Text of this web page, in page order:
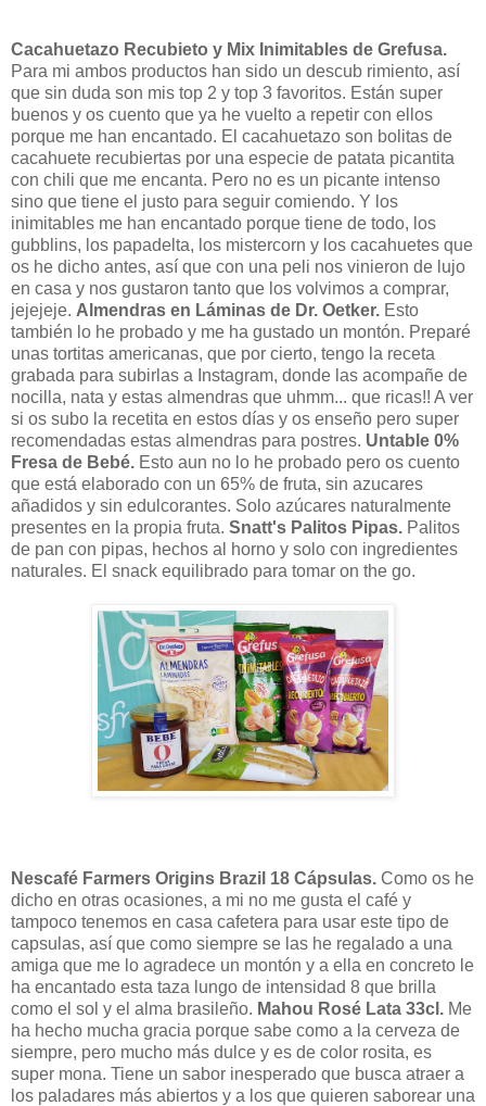
Cacahuetazo Recubieto y Mix Inimitables de Grefusa.
Para mi ambos productos han sido un descub rimiento, así
que sin duda son mis top 2 y top 3 favoritos. Están super
buenos y os cuento que ya he vuelto a repetir con ellos
porque me han encantado. El cacahuetazo son bolitas de
cacahuete recubiertas por una especie de patata picantita
con chili que me encanta. Pero no es un picante intenso
sino que tiene el justo para seguir comiendo. Y los
inimitables me han encantado porque tiene de todo, los
gubblins, los papadelta, los mistercorn y los cacahuetes que
os he dicho antes, así que con una peli nos vinieron de lujo
en casa y nos gustaron tanto que los volvimos a comprar,
jejejeje. Almendras en Láminas de Dr. Oetker. Esto
también lo he probado y me ha gustado un montón. Preparé
unas tortitas americanas, que por cierto, tengo la receta
grabada para subirlas a Instagram, donde las acompañe de
nocilla, nata y estas almendras que uhmm... que ricas!! A ver
si os subo la recetita en estos días y os enseño pero super
recomendadas estas almendras para postres. Untable 0%
Fresa de Bebé. Esto aun no lo he probado pero os cuento
que está elaborado con un 65% de fruta, sin azucares
añadidos y sin edulcorantes. Solo azúcares naturalmente
presentes en la propia fruta. Snatt's Palitos Pipas. Palitos
de pan con pipas, hechos al horno y solo con ingredientes
naturales. El snack equilibrado para tomar on the go.
Nescafé Farmers Origins Brazil 18 Cápsulas. Como os he
dicho en otras ocasiones, a mi no me gusta el café y
tampoco tenemos en casa cafetera para usar este tipo de
capsulas, así que como siempre se las he regalado a una
amiga que me lo agradece un montón y a ella en concreto le
ha encantado esta taza lungo de intensidad 8 que brilla
como el sol y el alma brasileño. Mahou Rosé Lata 33cl. Me
ha hecho mucha gracia porque sabe como a la cerveza de
siempre, pero mucho más dulce y es de color rosita, es
super mona. Tiene un sabor inesperado que busca atraer a
los paladares más abiertos y a los que quieren saborear una